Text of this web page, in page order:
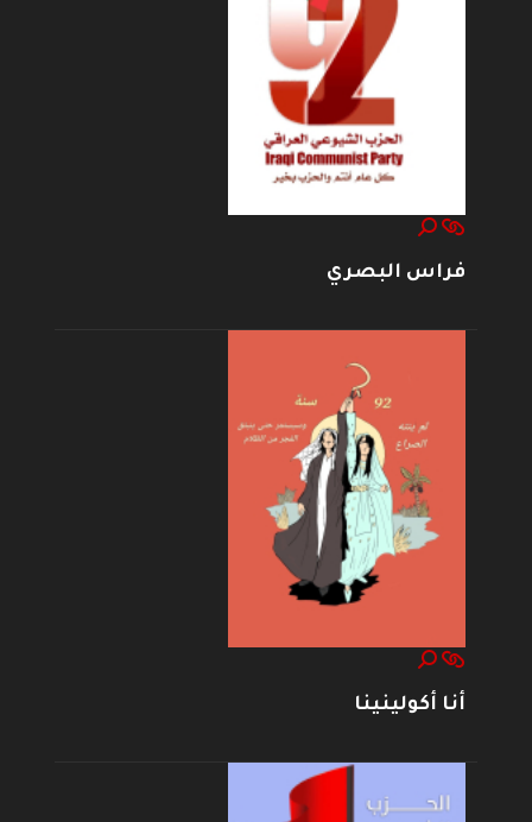
فراس البصري
أنا أكولينينا